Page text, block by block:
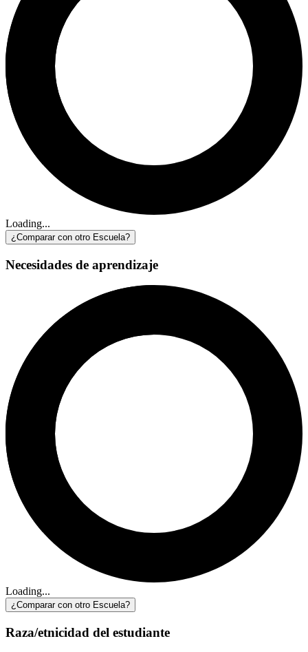
Loading...
¿Comparar con otro Escuela?
Necesidades de aprendizaje
Loading...
¿Comparar con otro Escuela?
Raza/etnicidad del estudiante